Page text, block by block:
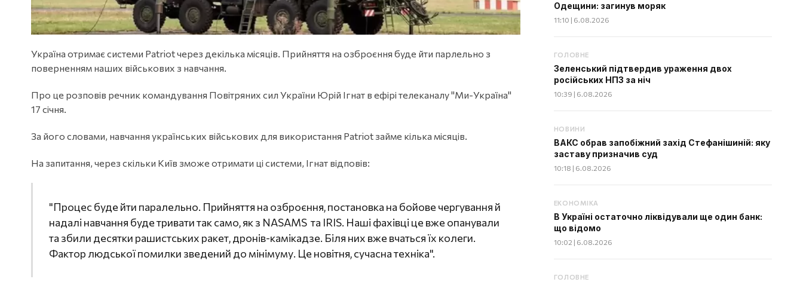
Україна отримає системи Patriot через декілька місяців. Прийняття на озброєння буде йти парлельно з
поверненням наших військових з навчання.
Про це розповів речник командування Повітряних сил України Юрій Ігнат в ефірі телеканалу "Ми-Україна"
17 січня.
За його словами, навчання українських військових для використання Patriot займе кілька місяців.
На запитання, через скільки Київ зможе отримати ці системи, Ігнат відповів:
"Процес буде йти паралельно. Прийняття на озброєння, постановка на бойове чергування й
надалі навчання буде тривати так само, як з NASAMS та IRIS. Наші фахівці це вже опанували
та збили десятки рашистських ракет, дронів-камікадзе. Біля них вже вчаться їх колеги.
Фактор людської помилки зведений до мінімуму. Це новітня, сучасна техніка".
Одещини: загинув моряк
11:10 | 6.08.2026
ГОЛОВНЕ
Зеленський підтвердив ураження двох
російських НПЗ за ніч
10:39 | 6.08.2026
НОВИНИ
ВАКС обрав запобіжний захід Стефанішиній: яку
заставу призначив суд
10:18 | 6.08.2026
ЕКОНОМІКА
В Україні остаточно ліквідували ще один банк:
що відомо
10:02 | 6.08.2026
ГОЛОВНЕ